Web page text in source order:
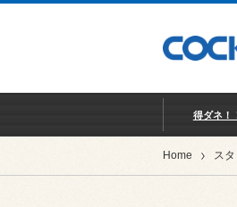
得ダネ！
Home ス